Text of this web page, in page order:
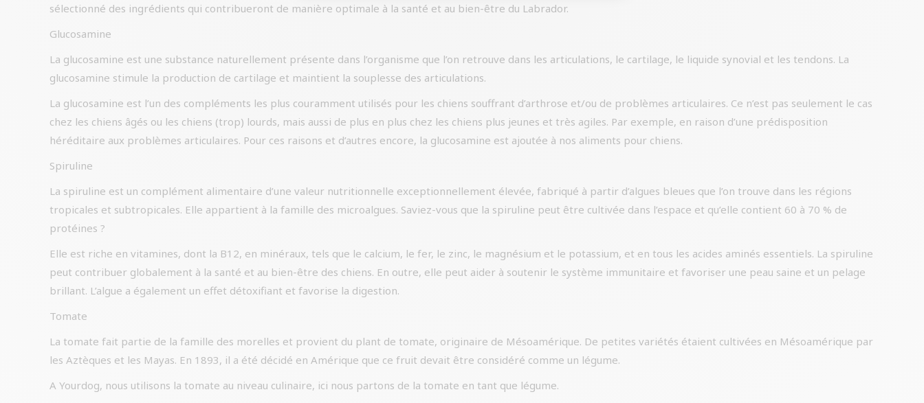
sélectionné des ingrédients qui contribueront de manière optimale à la santé et au bien-être du Labrador.
Glucosamine
La glucosamine est une substance naturellement présente dans l’organisme que l’on retrouve dans les articulations, le cartilage, le liquide synovial et les tendons. La
glucosamine stimule la production de cartilage et maintient la souplesse des articulations.
La glucosamine est l’un des compléments les plus couramment utilisés pour les chiens souffrant d’arthrose et/ou de problèmes articulaires. Ce n’est pas seulement le cas
chez les chiens âgés ou les chiens (trop) lourds, mais aussi de plus en plus chez les chiens plus jeunes et très agiles. Par exemple, en raison d’une prédisposition
héréditaire aux problèmes articulaires. Pour ces raisons et d’autres encore, la glucosamine est ajoutée à nos aliments pour chiens.
Spiruline
La spiruline est un complément alimentaire d’une valeur nutritionnelle exceptionnellement élevée, fabriqué à partir d’algues bleues que l’on trouve dans les régions
tropicales et subtropicales. Elle appartient à la famille des microalgues. Saviez-vous que la spiruline peut être cultivée dans l’espace et qu’elle contient 60 à 70 % de
protéines ?
Elle est riche en vitamines, dont la B12, en minéraux, tels que le calcium, le fer, le zinc, le magnésium et le potassium, et en tous les acides aminés essentiels. La spiruline
peut contribuer globalement à la santé et au bien-être des chiens. En outre, elle peut aider à soutenir le système immunitaire et favoriser une peau saine et un pelage
brillant. L’algue a également un effet détoxifiant et favorise la digestion.
Tomate
La tomate fait partie de la famille des morelles et provient du plant de tomate, originaire de Mésoamérique. De petites variétés étaient cultivées en Mésoamérique par
les Aztèques et les Mayas. En 1893, il a été décidé en Amérique que ce fruit devait être considéré comme un légume.
A Yourdog, nous utilisons la tomate au niveau culinaire, ici nous partons de la tomate en tant que légume.